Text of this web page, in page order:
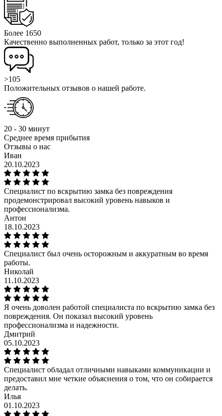
Более 1650
Качественно выполненных работ, только за этот год!
>105
Положительных отзывов о нашей работе.
20 - 30 минут
Среднее время прибытия
Отзывы о нас
Иван
20.10.2023
Специалист по вскрытию замка без повреждения
продемонстрировал высокий уровень навыков и
профессионализма.
Антон
18.10.2023
Специалист был очень осторожным и аккуратным во время
работы.
Николай
11.10.2023
Я очень доволен работой специалиста по вскрытию замка без
повреждения. Он показал высокий уровень
профессионализма и надежности.
Дмитрий
05.10.2023
Специалист обладал отличными навыками коммуникации и
предоставил мне четкие объяснения о том, что он собирается
делать.
Илья
01.10.2023